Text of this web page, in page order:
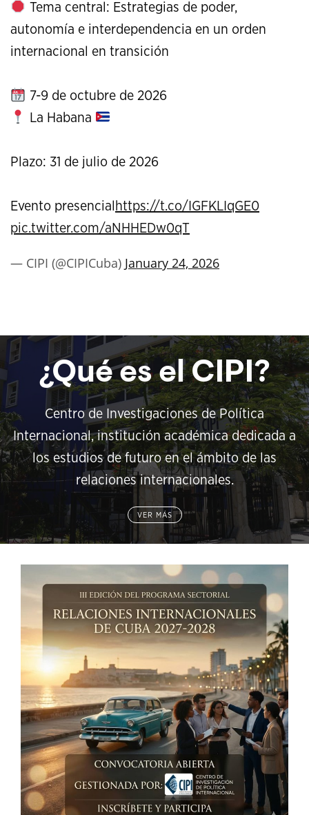
Tema central: Estrategias de poder,
autonomía e interdependencia en un orden
internacional en transición
7-9 de octubre de 2026
La Habana
Plazo: 31 de julio de 2026
Evento presencial https://t.co/IGFKLIqGE0
pic.twitter.com/aNHHEDw0qT
— CIPI (@CIPICuba) January 24, 2026
¿Qué es el CIPI?
Centro de Investigaciones de Política
Internacional, institución académica dedicada a
los estudios de futuro en el ámbito de las
relaciones internacionales.
VER MÁS